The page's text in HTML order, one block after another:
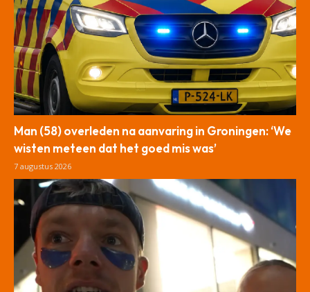
Man (58) overleden na aanvaring in Groningen: ‘We
wisten meteen dat het goed mis was’
7 augustus 2026